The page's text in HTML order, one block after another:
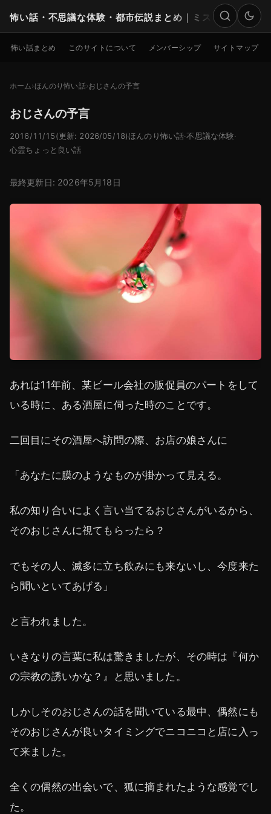
怖い話・不思議な体験・都市伝説まとめ｜ミステリー
検索
怖い話まとめ このサイトについて メンバーシップ サイトマップ
ホーム ほんのり怖い話 おじさんの予言
おじさんの予言
2016/11/15 (更新: 2026/05/18)ほんのり怖い話·不思議な体験·
心霊ちょっと良い話
最終更新日: 2026年5月18日
あれは11年前、某ビール会社の販促員のパートをして
いる時に、ある酒屋に伺った時のことです。
二回目にその酒屋へ訪問の際、お店の娘さんに
「あなたに膜のようなものが掛かって見える。
私の知り合いによく言い当てるおじさんがいるから、
そのおじさんに視てもらったら？
でもその人、滅多に立ち飲みにも来ないし、今度来た
ら聞いといてあげる」
と言われました。
いきなりの言葉に私は驚きましたが、その時は『何か
の宗教の誘いかな？』と思いました。
しかしそのおじさんの話を聞いている最中、偶然にも
そのおじさんが良いタイミングでニコニコと店に入っ
て来ました。
全くの偶然の出会いで、狐に摘まれたような感覚でし
た。